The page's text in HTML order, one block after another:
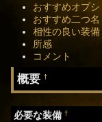
おすすめオプシ
おすすめ二つ名
相性の良い装備
所感
コメント
概要†
必要な装備†